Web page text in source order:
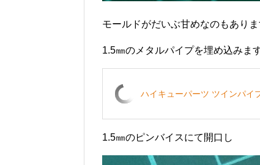
モールドがだいぶ甘めなのもありま
1.5㎜のメタルパイプを埋め込みます
ハイキューパーツ ツインパイ
1.5㎜のピンバイスにて開口し